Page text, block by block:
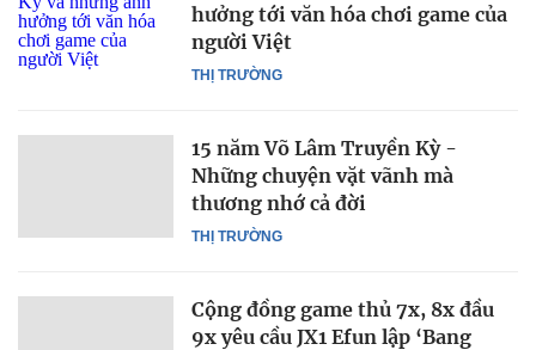
THỊ TRƯỜNG
hưởng tới văn hóa chơi game của
người Việt
THỊ TRƯỜNG
15 năm Võ Lâm Truyền Kỳ -
Những chuyện vặt vãnh mà
thương nhớ cả đời
Cộng đồng game thủ 7x, 8x đầu
9x yêu cầu JX1 Efun lập ‘Bang